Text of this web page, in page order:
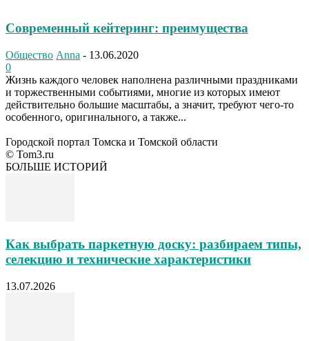
Современный кейтеринг: преимущества
Общество Anna - 13.06.2020
0
Жизнь каждого человек наполнена различными праздниками
и торжественными событиями, многие из которых имеют
действительно большие масштабы, а значит, требуют чего-то
особенного, оригинального, а также...
Городской портал Томска и Томской области
© Tom3.ru
БОЛЬШЕ ИСТОРИЙ
Как выбрать паркетную доску: разбираем типы,
селекцию и технические характеристики
13.07.2026